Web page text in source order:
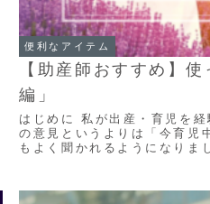
便利なアイテム
【助産師おすすめ】
編」
はじめに 私が出産・育児を
の意見というよりは「今育児
もよく聞かれるようになりま
もの・悪かったもの同じ製